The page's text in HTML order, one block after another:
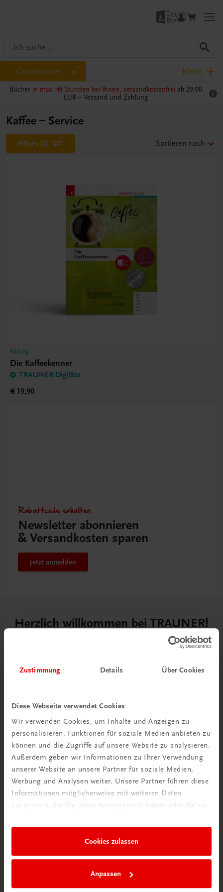
Zustimmung Details Über Cookies
Diese Webseite verwendet Cookies
Wir verwenden Cookies, um Inhalte und Anzeigen zu
personalisieren, Funktionen für soziale Medien anbieten zu
können und die Zugriffe auf unsere Website zu analysieren.
Außerdem geben wir Informationen zu Ihrer Verwendung
unserer Website an unsere Partner für soziale Medien,
Werbung und Analysen weiter. Unsere Partner führen diese
Informationen möglicherweise mit weiteren Daten
zusammen, die Sie ihnen bereitgestellt haben oder die sie
Cookies zulassen
Anpassen
Gastronomie Menü
Bücher in max. 48 Stunden bei Ihnen, versandkostenfrei ab 29,00
EUR – Versand und Zahlung
Kaffee – Service
Filtern (1) Sortieren nach
Bildung
Die Kaffeekenner
TRAUNER-DigiBox
€ 19,90
Rabattcode erhalten
Newsletter abonnieren
& Versandkosten sparen
Jetzt anmelden
Herzlich willkommen bei TRAUNER!
Wir sind ein österreichisches Familienunternehmen mit
75 Mitarbeiterinnen und Mitarbeitern, die eines verbindet:
Begeisterung für unsere Produkte.
mehr erfahren
TRAUNER Verlag + Buchservice GmbH
Köglstraße 14 | 4020 Linz
buchservice@trauner.at
WhatsApp:+43 664 88 58 69 41